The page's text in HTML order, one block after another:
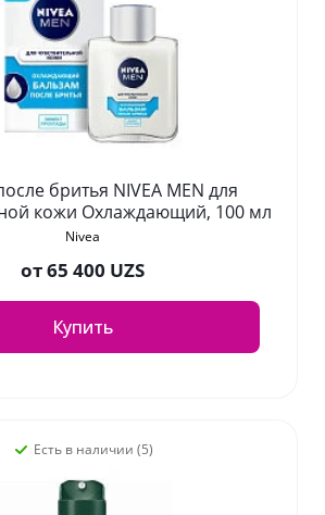
бритья NIVEA MEN для
кожи Охлаждающий, 100 мл
Nivea
от65 400 UZS
Купить
Есть в наличии (5)